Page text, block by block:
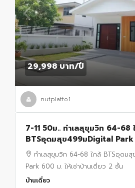
29,998 บาท/ปี
nutplatfo1
7-11 50ม.. ทำเลสุขุมวิท 64-68
BTSอุดมสุข499มDigital
52ตร.วา 210 ตร.ม.ให้เช่าบ้านเ
ทำเลสุขุมวิท 64-68 ใกล้ BTSอุดม
Park 600 ม. ให้เช่าบ้านเดี่ยว 2 ชั้น
บ้านเดี่ยว